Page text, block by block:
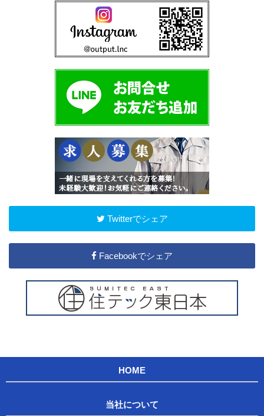
Twitterでシェア
Facebookでシェア
HOME
当社について